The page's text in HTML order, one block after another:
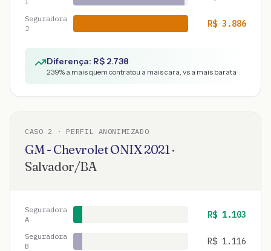
Seguradora
J
R$3.886
Diferença: R$ 2.738
239% a mais quem contratou a mais cara, vs a mais barata
CASO 2 · PERFIL ANONIMIZADO
GM - ChevroletONIX2021·
Salvador/BA
Seguradora
A
R$ 1.103
Seguradora
B
R$ 1.116